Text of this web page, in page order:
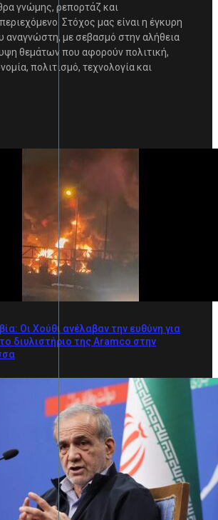
γνώμης, ρεπορτάζ και
Στόχος μας είναι η έγκυρη
αναγνώστη, με σεβασμό στην αλήθεια
θεμάτων που αφορούν πολιτική,
πολιτισμό, τεχνολογία και
Οι Χούθι ανέλαβαν την ευθύνη για
διυλιστήριο της Aramco στην